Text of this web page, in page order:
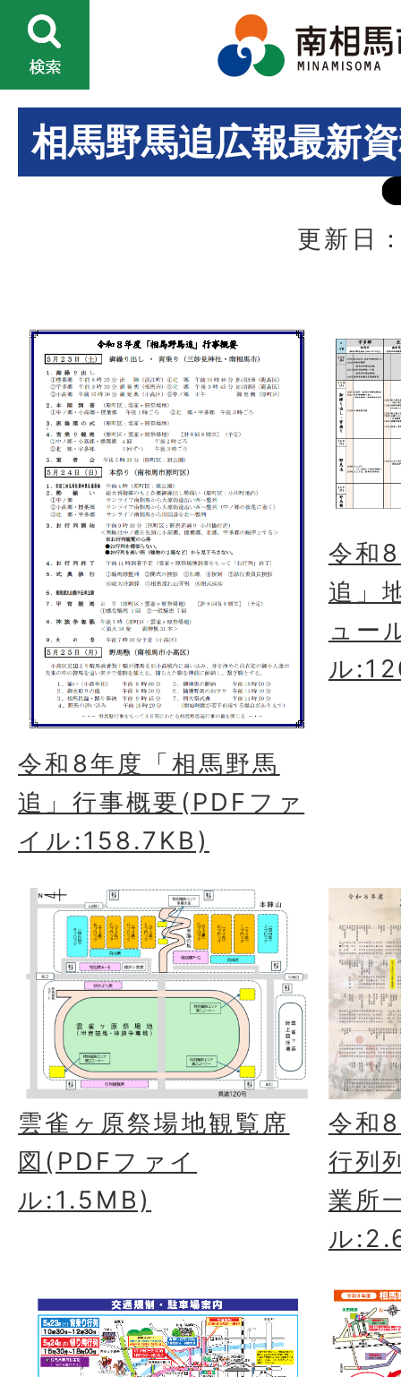
相馬野馬追広報最新
更新日
令和8年度「相馬野馬
追」行事概要(PDFファ
イル:158.7KB)
令和
追」
ュー
ル
雲雀ヶ原祭場地観覧席
図(PDFファイ
ル:1.5MB)
令和
行列
業所
ル